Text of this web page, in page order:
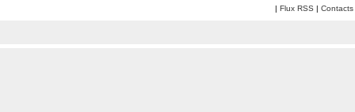
| Flux RSS | Contacts